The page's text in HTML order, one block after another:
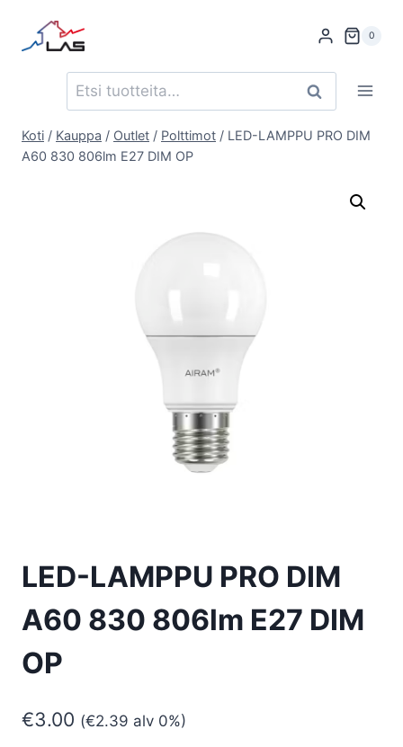
sisältöön
0
Etsi: Haku
Koti / Kauppa / Outlet / Polttimot / LED-LAMPPU PRO DIM
A60 830 806lm E27 DIM OP
LED-LAMPPU PRO DIM
A60 830 806lm E27 DIM
OP
€3.00 (€2.39 alv 0%)